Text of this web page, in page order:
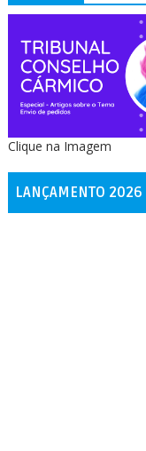
Clique na Imagem
LANÇAMENTO 2026